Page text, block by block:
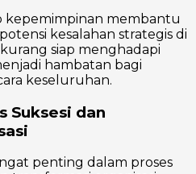
kepemimpinan membantu
kesalahan strategis di
siap menghadapi
hambatan bagi
keseluruhan.
Suksesi dan
penting dalam proses